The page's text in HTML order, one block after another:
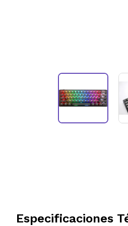
Especificaciones